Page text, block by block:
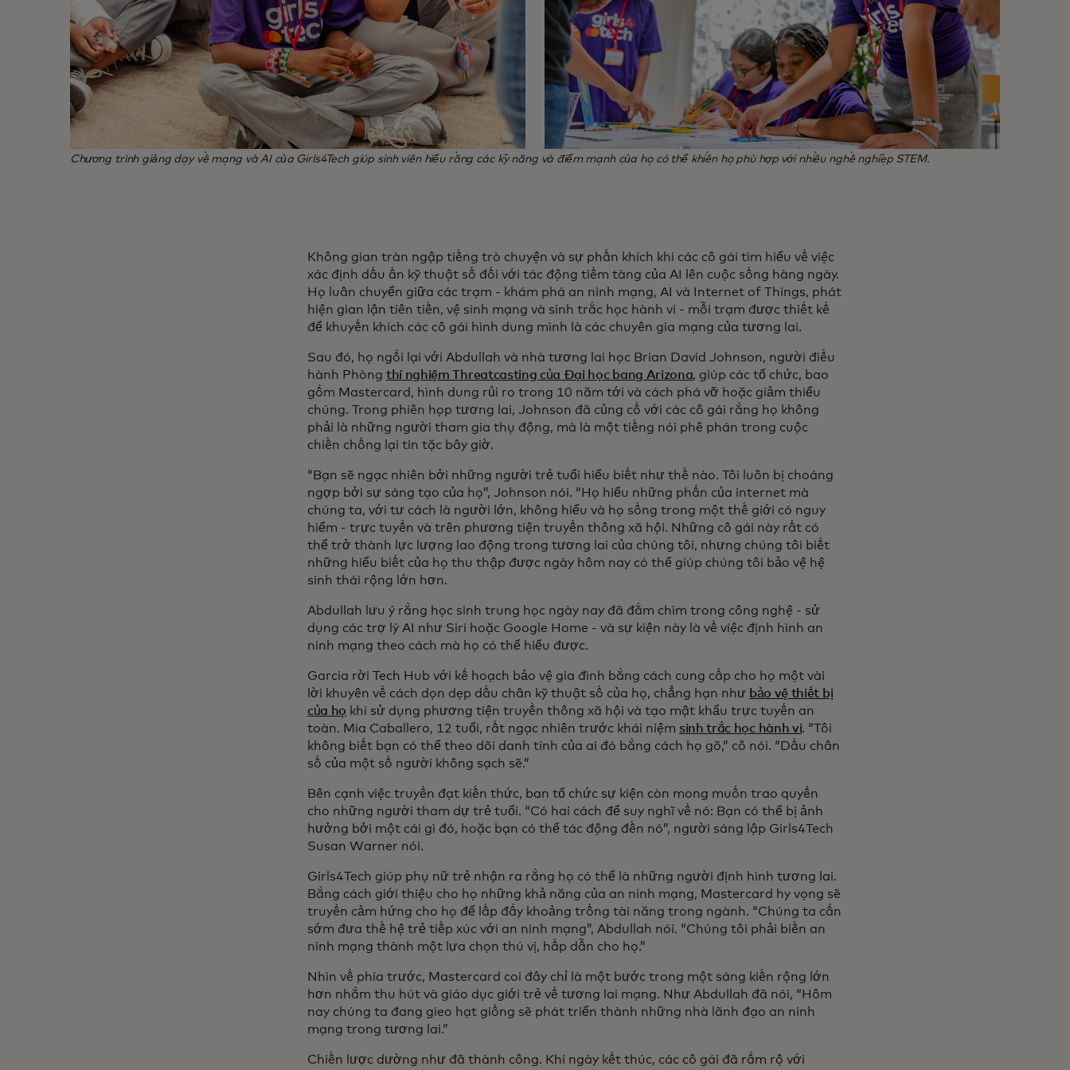
Chương trình giảng dạy về mạng và AI của Girls4Tech giúp sinh viên hiểu rằng các kỹ năng và điểm mạnh của họ có thể khiến họ phù hợp với nhiều nghề nghiệp STEM.
Không gian tràn ngập tiếng trò chuyện và sự phấn khích khi các cô gái tìm hiểu về việc
xác định dấu ấn kỹ thuật số đối với tác động tiềm tàng của AI lên cuộc sống hàng ngày.
Họ luân chuyển giữa các trạm - khám phá an ninh mạng, AI và Internet of Things, phát
hiện gian lận tiên tiến, vệ sinh mạng và sinh trắc học hành vi - mỗi trạm được thiết kế
để khuyến khích các cô gái hình dung mình là các chuyên gia mạng của tương lai.
Sau đó, họ ngồi lại với Abdullah và nhà tương lai học Brian David Johnson, người điều
hành Phòng thí nghiệm Threatcasting của Đại học bang Arizona, giúp các tổ chức, bao
gồm Mastercard, hình dung rủi ro trong 10 năm tới và cách phá vỡ hoặc giảm thiểu
chúng. Trong phiên họp tương lai, Johnson đã củng cố với các cô gái rằng họ không
phải là những người tham gia thụ động, mà là một tiếng nói phê phán trong cuộc
chiến chống lại tin tặc bây giờ.
“Bạn sẽ ngạc nhiên bởi những người trẻ tuổi hiểu biết như thế nào. Tôi luôn bị choáng
ngợp bởi sự sáng tạo của họ”, Johnson nói. “Họ hiểu những phần của internet mà
chúng ta, với tư cách là người lớn, không hiểu và họ sống trong một thế giới có nguy
hiểm - trực tuyến và trên phương tiện truyền thông xã hội. Những cô gái này rất có
thể trở thành lực lượng lao động trong tương lai của chúng tôi, nhưng chúng tôi biết
những hiểu biết của họ thu thập được ngày hôm nay có thể giúp chúng tôi bảo vệ hệ
sinh thái rộng lớn hơn.
Abdullah lưu ý rằng học sinh trung học ngày nay đã đắm chìm trong công nghệ - sử
dụng các trợ lý AI như Siri hoặc Google Home - và sự kiện này là về việc định hình an
ninh mạng theo cách mà họ có thể hiểu được.
Garcia rời Tech Hub với kế hoạch bảo vệ gia đình bằng cách cung cấp cho họ một vài
lời khuyên về cách dọn dẹp dấu chân kỹ thuật số của họ, chẳng hạn như bảo vệ thiết bị
của họ khi sử dụng phương tiện truyền thông xã hội và tạo mật khẩu trực tuyến an
toàn. Mia Caballero, 12 tuổi, rất ngạc nhiên trước khái niệm sinh trắc học hành vi. “Tôi
không biết bạn có thể theo dõi danh tính của ai đó bằng cách họ gõ,” cô nói. “Dấu chân
số của một số người không sạch sẽ.”
Bên cạnh việc truyền đạt kiến thức, ban tổ chức sự kiện còn mong muốn trao quyền
cho những người tham dự trẻ tuổi. “Có hai cách để suy nghĩ về nó: Bạn có thể bị ảnh
hưởng bởi một cái gì đó, hoặc bạn có thể tác động đến nó”, người sáng lập Girls4Tech
Susan Warner nói.
Girls4Tech giúp phụ nữ trẻ nhận ra rằng họ có thể là những người định hình tương lai.
Bằng cách giới thiệu cho họ những khả năng của an ninh mạng, Mastercard hy vọng sẽ
truyền cảm hứng cho họ để lấp đầy khoảng trống tài năng trong ngành. “Chúng ta cần
sớm đưa thế hệ trẻ tiếp xúc với an ninh mạng”, Abdullah nói. “Chúng tôi phải biến an
ninh mạng thành một lựa chọn thú vị, hấp dẫn cho họ.”
Nhìn về phía trước, Mastercard coi đây chỉ là một bước trong một sáng kiến rộng lớn
hơn nhằm thu hút và giáo dục giới trẻ về tương lai mạng. Như Abdullah đã nói, “Hôm
nay chúng ta đang gieo hạt giống sẽ phát triển thành những nhà lãnh đạo an ninh
mạng trong tương lai.”
Chiến lược dường như đã thành công. Khi ngày kết thúc, các cô gái đã rầm rộ với